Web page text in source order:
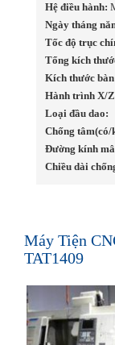
Hệ điều hành:
Ngày tháng
Tốc độ trục
Tổng kích
Kích thước
Hành trình X/
Loại đầu dao:
Chống tâm(có/
Đường kính
Chiều dài
Máy Tiện
TAT1409